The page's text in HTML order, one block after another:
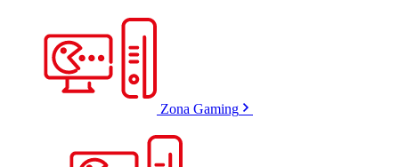
Zona Gaming